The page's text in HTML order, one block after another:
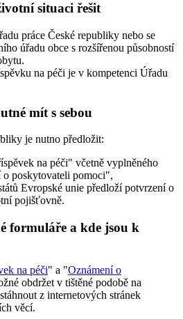
situaci řešit
práce České republiky nebo se
úřadu obce s rozšířenou působností
na péči je v kompetenci Úřadu
mít s sebou
je nutno předložit:
na péči" včetně vyplněného
poskytovateli pomoci",
Evropské unie předloží potvrzení o
pojišťovně.
formuláře a kde jsou k
na péči" a "Oznámení o
obdržet v tištěné podobě na
z internetových stránek
věcí.